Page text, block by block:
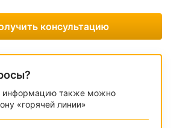
консультацию
информацию также можно
«горячей линии»